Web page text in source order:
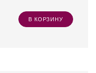
В КОРЗИНУ